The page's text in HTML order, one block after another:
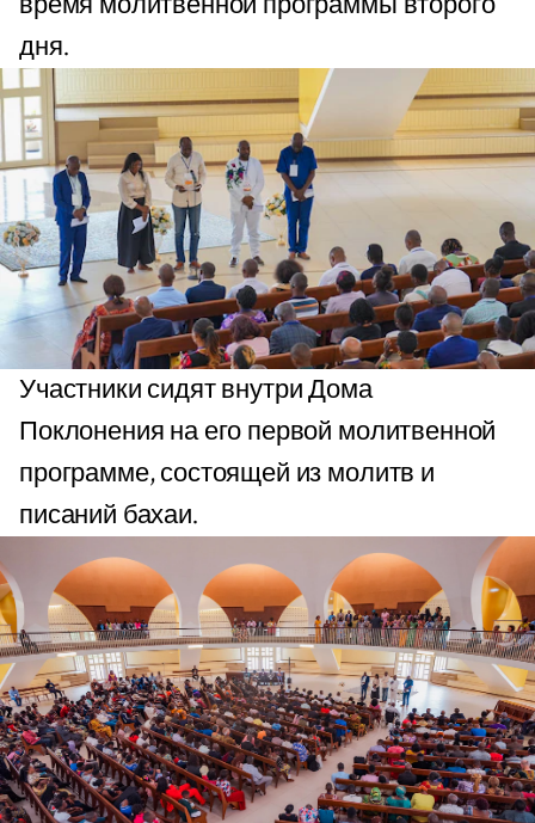
дня.
Участники сидят внутри Дома
Поклонения на его первой молитвенной
программе, состоящей из молитв и
писаний бахаи.